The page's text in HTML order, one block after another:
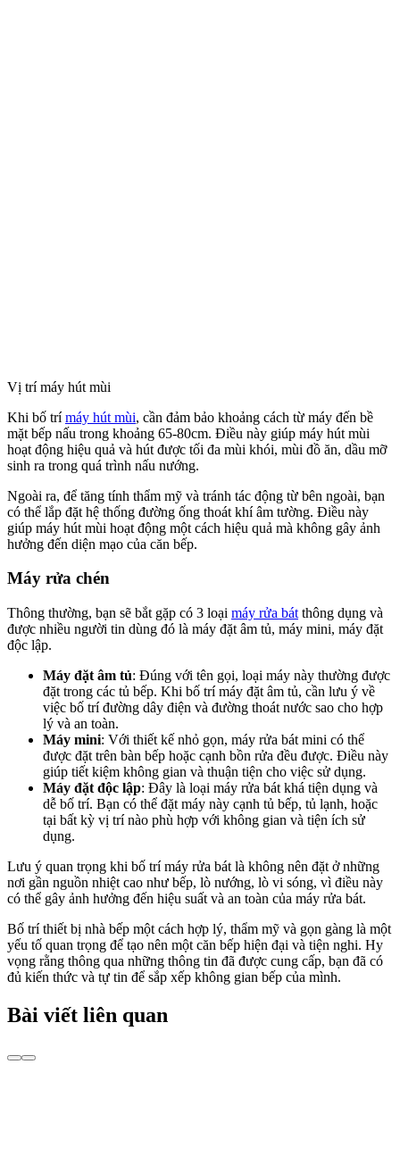
Vị trí máy hút mùi
Khi bố trímáy hút mùi, cần đảm bảo khoảng cách từ máy đến bề
mặt bếp nấu trong khoảng 65-80cm. Điều này giúp máy hút mùi
hoạt động hiệu quả và hút được tối đa mùi khói, mùi đồ ăn, dầu mỡ
sinh ra trong quá trình nấu nướng.
Ngoài ra, để tăng tính thẩm mỹ và tránh tác động từ bên ngoài, bạn
có thể lắp đặt hệ thống đường ống thoát khí âm tường. Điều này
giúp máy hút mùi hoạt động một cách hiệu quả mà không gây ảnh
hưởng đến diện mạo của căn bếp.
Máy rửa chén
Thông thường, bạn sẽ bắt gặp có 3 loại máy rửa bát thông dụng và
được nhiều người tin dùng đó là máy đặt âm tủ, máy mini, máy đặt
độc lập.
Máy đặt âm tủ: Đúng với tên gọi, loại máy này thường được
đặt trong các tủ bếp. Khi bố trí máy đặt âm tủ, cần lưu ý về
việc bố trí đường dây điện và đường thoát nước sao cho hợp
lý và an toàn.
Máy mini: Với thiết kế nhỏ gọn, máy rửa bát mini có thể
được đặt trên bàn bếp hoặc cạnh bồn rửa đều được. Điều này
giúp tiết kiệm không gian và thuận tiện cho việc sử dụng.
Máy đặt độc lập: Đây là loại máy rửa bát khá tiện dụng và
dễ bố trí. Bạn có thể đặt máy này cạnh tủ bếp, tủ lạnh, hoặc
tại bất kỳ vị trí nào phù hợp với không gian và tiện ích sử
dụng.
Lưu ý quan trọng khi bố trí máy rửa bát là không nên đặt ở những
nơi gần nguồn nhiệt cao như bếp, lò nướng, lò vi sóng, vì điều này
có thể gây ảnh hưởng đến hiệu suất và an toàn của máy rửa bát.
Bố trí thiết bị nhà bếp một cách hợp lý, thẩm mỹ và gọn gàng là một
yếu tố quan trọng để tạo nên một căn bếp hiện đại và tiện nghi. Hy
vọng rằng thông qua những thông tin đã được cung cấp, bạn đã có
đủ kiến thức và tự tin để sắp xếp không gian bếp của mình.
Bài viết liên quan